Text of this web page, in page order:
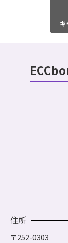
キ
住所
〒252-0303